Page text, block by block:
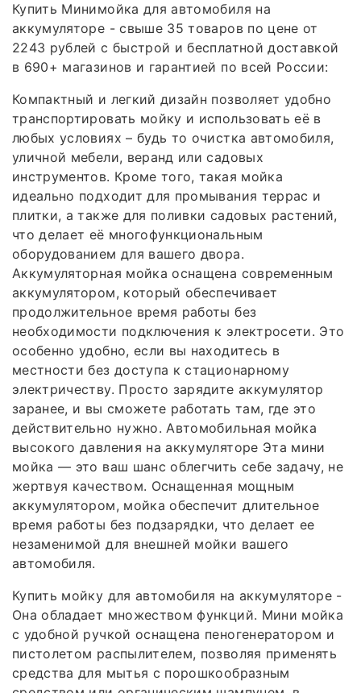
Купить Минимойка для автомобиля на
аккумуляторе - свыше 35 товаров по цене от
2243 рублей с быстрой и бесплатной доставкой
в 690+ магазинов и гарантией по всей России:
Компактный и легкий дизайн позволяет удобно
транспортировать мойку и использовать её в
любых условиях – будь то очистка автомобиля,
уличной мебели, веранд или садовых
инструментов. Кроме того, такая мойка
идеально подходит для промывания террас и
плитки, а также для поливки садовых растений,
что делает её многофункциональным
оборудованием для вашего двора.
Аккумуляторная мойка оснащена современным
аккумулятором, который обеспечивает
продолжительное время работы без
необходимости подключения к электросети. Это
особенно удобно, если вы находитесь в
местности без доступа к стационарному
электричеству. Просто зарядите аккумулятор
заранее, и вы сможете работать там, где это
действительно нужно. Автомобильная мойка
высокого давления на аккумуляторе Эта мини
мойка — это ваш шанс облегчить себе задачу, не
жертвуя качеством. Оснащенная мощным
аккумулятором, мойка обеспечит длительное
время работы без подзарядки, что делает ее
незаменимой для внешней мойки вашего
автомобиля.
Купить мойку для автомобиля на аккумуляторе -
Она обладает множеством функций. Мини мойка
с удобной ручкой оснащена пеногенератором и
пистолетом распылителем, позволяя применять
средства для мытья с порошкообразным